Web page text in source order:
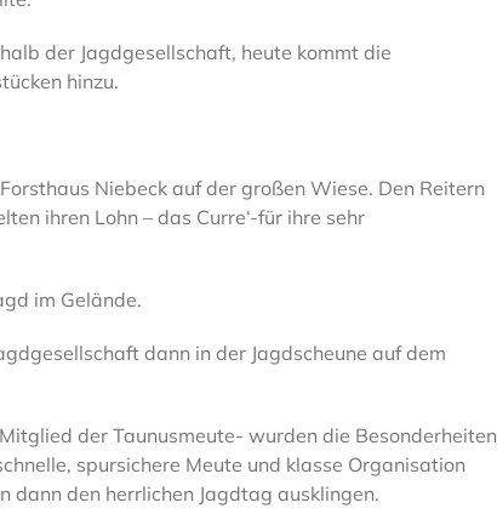
der Jagdgesellschaft, heute kommt die
hinzu.
Niebeck auf der großen Wiese. Den Reitern
ihren Lohn – das Curre‘-für ihre sehr
im Gelände.
dann in der Jagdscheune auf dem
der Taunusmeute- wurden die Besonderheiten
spursichere Meute und klasse Organisation
dann den herrlichen Jagdtag ausklingen.